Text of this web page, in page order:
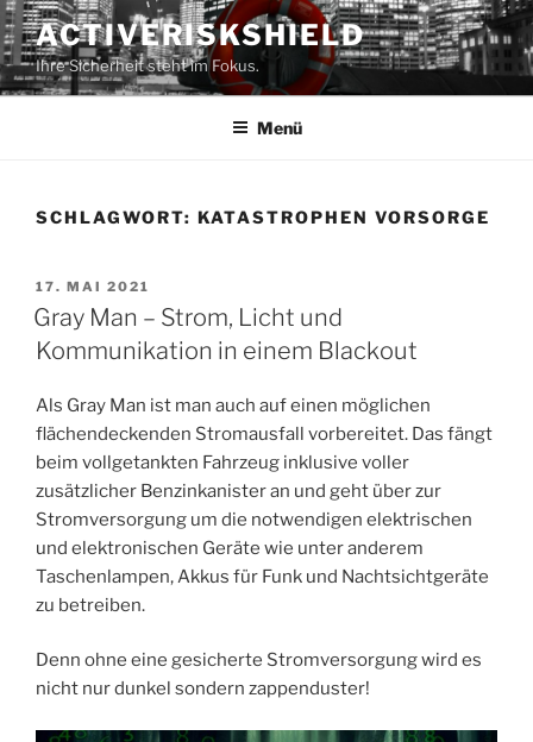
Zum
Inhalt
springen
ACTIVERISKSHIELD
Ihre Sicherheit steht im Fokus.
Menü
SCHLAGWORT: KATASTROPHEN VORSORGE
VERÖFFENTLICHT
AM
17. MAI 2021
Gray Man – Strom, Licht und
Kommunikation in einem Blackout
Als Gray Man ist man auch auf einen möglichen
flächendeckenden Stromausfall vorbereitet. Das fängt
beim vollgetankten Fahrzeug inklusive voller
zusätzlicher Benzinkanister an und geht über zur
Stromversorgung um die notwendigen elektrischen
und elektronischen Geräte wie unter anderem
Taschenlampen, Akkus für Funk und Nachtsichtgeräte
zu betreiben.
Denn ohne eine gesicherte Stromversorgung wird es
nicht nur dunkel sondern zappenduster!